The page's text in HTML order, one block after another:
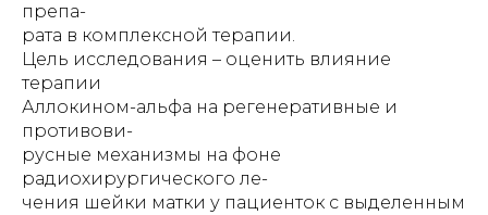
препа-
рата в комплексной терапии.
Цель исследования – оценить влияние
терапии
Аллокином-альфа на регенеративные и
противови-
русные механизмы на фоне
радиохирургического ле-
чения шейки матки у пациенток с выделенным